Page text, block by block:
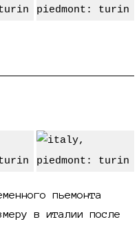
пьемонта
в италии после